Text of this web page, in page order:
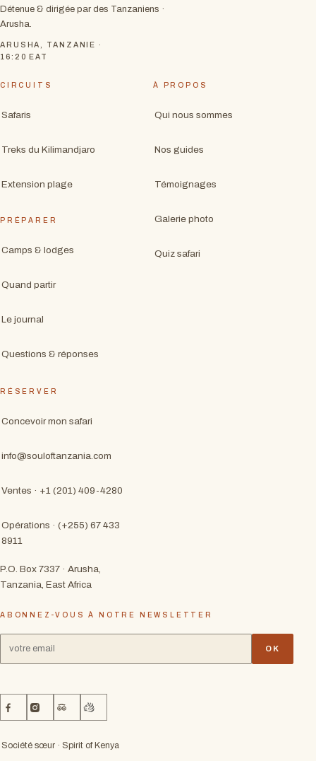
Détenue & dirigée par des Tanzaniens ·
Arusha.
ARUSHA, TANZANIE ·
16:20
EAT
CIRCUITS
Safaris
Treks du Kilimandjaro
Extension plage
PRÉPARER
Camps & lodges
Quand partir
Le journal
Questions & réponses
À PROPOS
Qui nous sommes
Nos guides
Témoignages
Galerie photo
Quiz safari
RÉSERVER
Concevoir mon safari
info@souloftanzania.com
Ventes · +1 (201) 409-4280
Opérations · (+255) 67 433
8911
P.O. Box 7337 · Arusha,
Tanzania, East Africa
ABONNEZ-VOUS À NOTRE NEWSLETTER
OK
Société sœur · Spirit of Kenya